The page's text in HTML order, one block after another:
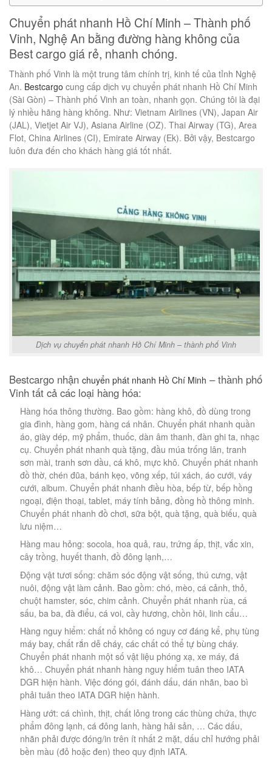
Chuyển phát nhanh Hồ Chí Minh – Thành phố
Vinh, Nghệ An bằng đường hàng không của
Best cargo giá rẻ, nhanh chóng.
Thành phố Vinh là một trung tâm chính trị, kinh tế của tỉnh Nghệ
An. Bestcargo cung cấp dịch vụ chuyển phát nhanh Hồ Chí Minh
(Sài Gòn) – Thành phố Vinh an toàn, nhanh gọn. Chúng tôi là đại
lý nhiều hãng hàng không. Như: Vietnam Airlines (VN), Japan Air
(JAL), Vietjet Air VJ), Asiana Airline (OZ). Thai Airway (TG), Area
Flot, China Airlines (CI), Emirate Airway (Ek). Bởi vậy, Bestcargo
luôn đưa đến cho khách hàng giá tốt nhất.
Dịch vụ chuyển phát nhanh Hồ Chí Minh – thành phố Vinh
Bestcargo nhận chuyển phát nhanh Hồ Chí Minh – thành phố
Vinh tất cả các loại hàng hóa:
Hàng hóa thông thường. Bao gồm: hàng khô, đồ dùng trong
gia đình, hàng gom, hàng cá nhân. Chuyển phát nhanh quần
áo, giày dép, mỹ phẩm, thuốc, dàn âm thanh, đàn ghi ta, nhạc
cụ. Chuyển phát nhanh quà tặng, đầu múa trống lân, tranh
sơn mài, tranh sơn dầu, cá khô, mực khô. Chuyển phát nhanh
đồ thờ, chén đũa, bánh kẹo, võng xếp, túi xách, áo cưới, váy
cưới, album. Chuyển phát nhanh điều hòa, bếp từ, bếp hồng
ngoại, điện thoại, tablet, máy tính bảng, đồng hồ thông minh.
Chuyển phát nhanh đồ chơi, sữa bột, quà tặng, quà biếu, quà
lưu niệm…
Hàng mau hỏng: socola, hoa quả, rau, trứng ấp, thịt, vắc xin,
cây trồng, huyết thanh, đồ đông lạnh,…
Động vật tươi sống: chăm sóc động vật sống, thú cưng, vật
nuôi, động vật làm cảnh. Bao gồm: chó, mèo, cá cảnh, thỏ,
chuột hamster, sóc, chim cảnh. Chuyển phát nhanh rùa, cá
sấu, ba ba, đà điểu, cá voi, cầy hương, chồn hôi, linh cẩu…
Hàng nguy hiểm: chất nổ không có nguy cơ đáng kể, phụ tùng
máy bay, chất rắn dễ cháy, các chất có thể tự bùng cháy.
Chuyển phát nhanh một số vật liệu phóng xạ, xe máy, đá
khô… Chuyển phát nhanh hàng nguy hiểm tuân theo IATA
DGR hiện hành. Việc đóng gói, đánh dấu, dán nhãn, bao bì
phải tuân theo IATA DGR hiện hành.
Hàng ướt: cá chình, thịt, chất lỏng trong các thùng chứa, thực
phẩm đông lạnh, cá đông lanh, hàng hải sản, … Các dấu,
nhãn phải được đóng/in trên ít nhất 2 mặt, dấu chỉ hướng phải
bền màu (đỏ hoặc đen) theo quy định IATA.